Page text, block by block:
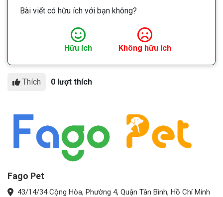
Bài viết có hữu ích với bạn không?
Hữu ích Không hữu ích
Thích 0 lượt thích
Fago Pet
43/14/34 Cộng Hòa, Phường 4, Quận Tân Bình, Hồ Chí Minh